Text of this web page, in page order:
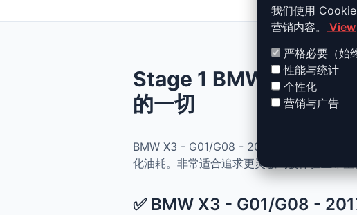
Stage 1 BMW X3 -
的一切
BMW X3 - G01/G08 - 2017 et + M40i -
化油耗。非常适合追求更灵敏驾驶体验且希望
✅ BMW X3 - G01/G08 -
我们使用
营销内容。
View
严格必要（始
性能与统计
个性化
营销与广告